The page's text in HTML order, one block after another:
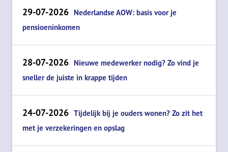
29-07-2026 Nederlandse AOW: basis voor je
pensioeninkomen
28-07-2026 Nieuwe medewerker nodig? Zo vind je
sneller de juiste in krappe tijden
24-07-2026 Tijdelijk bij je ouders wonen? Zo zit het
met je verzekeringen en opslag